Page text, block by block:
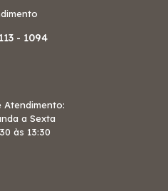
- 1094
Atendimento:
a Sexta
às 13:30